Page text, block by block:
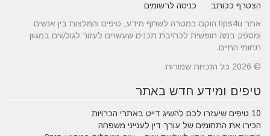
הצטרף ככותב
כניסה לרשומים
אתר tips4u הוקם במטרה לשתף מידע, טיפים והמלצות בין אנשים
ומספק במה חופשית לכתיבת תכנים שעשויים לעזור לגולשים במגוון
תחומי החיים.
© 2026 כל הזכויות שמורות
טיפים ומידע חדש באתר
10 טיפים שיעזרו לכם להשיג דייט באתרי הכרויות
הכירו את התחומים של עורך דין לענייני משפחה